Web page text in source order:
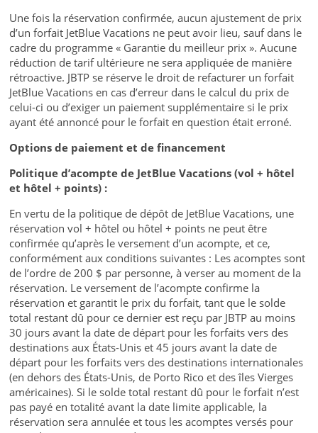
Une fois la réservation confirmée, aucun ajustement de prix
d’un forfait JetBlue Vacations ne peut avoir lieu, sauf dans le
cadre du programme « Garantie du meilleur prix ». Aucune
réduction de tarif ultérieure ne sera appliquée de manière
rétroactive. JBTP se réserve le droit de refacturer un forfait
JetBlue Vacations en cas d’erreur dans le calcul du prix de
celui-ci ou d’exiger un paiement supplémentaire si le prix
ayant été annoncé pour le forfait en question était erroné.
Options de paiement et de financement
Politique d’acompte de JetBlue Vacations (vol + hôtel
et hôtel + points) :
En vertu de la politique de dépôt de JetBlue Vacations, une
réservation vol + hôtel ou hôtel + points ne peut être
confirmée qu’après le versement d’un acompte, et ce,
conformément aux conditions suivantes : Les acomptes sont
de l’ordre de 200 $ par personne, à verser au moment de la
réservation. Le versement de l’acompte confirme la
réservation et garantit le prix du forfait, tant que le solde
total restant dû pour ce dernier est reçu par JBTP au moins
30 jours avant la date de départ pour les forfaits vers des
destinations aux États-Unis et 45 jours avant la date de
départ pour les forfaits vers des destinations internationales
(en dehors des États-Unis, de Porto Rico et des îles Vierges
américaines). Si le solde total restant dû pour le forfait n’est
pas payé en totalité avant la date limite applicable, la
réservation sera annulée et tous les acomptes versés pour